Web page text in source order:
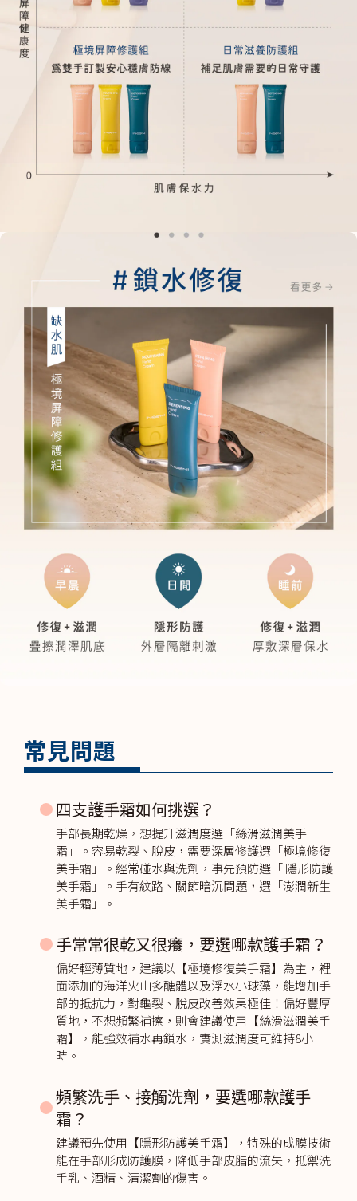
常見問題
四支護手霜如何挑選？
手部長期乾燥，想提升滋潤度選「絲滑滋潤美手
霜」。容易乾裂、脫皮，需要深層修護選「極境修復
美手霜」。經常碰水與洗劑，事先預防選「 隱形防護
美手霜」。手有紋路、關節暗沉問題，選「澎潤新生
美手霜」。
手常常很乾又很癢，要選哪款護手霜？
偏好輕薄質地，建議以【極境修復美手霜】為主，裡
面添加的海洋火山多醣體以及浮水小球藻，能增加手
部的抵抗力，對龜裂、脫皮改善效果極佳！偏好豐厚
質地，不想頻繁補擦，則會建議使用【絲滑滋潤美手
霜】，能強效補水再鎖水，實測滋潤度可維持8小
時。
頻繁洗手、接觸洗劑，要選哪款護手
霜？
建議預先使用【隱形防護美手霜】，特殊的成膜技術
能在手部形成防護膜，降低手部皮脂的流失，抵禦洗
手乳、酒精、清潔劑的傷害。